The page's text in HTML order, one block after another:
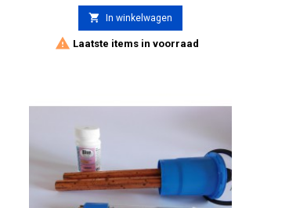
 In winkelwagen
 Laatste items in voorraad